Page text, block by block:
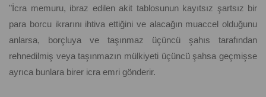
"İcra memuru, ibraz edilen akit tablosunun kayıtsız şartsız bir
para borcu ikrarını ihtiva ettiğini ve alacağın muaccel olduğunu
anlarsa, borçluya ve taşınmaz üçüncü şahıs tarafından
rehnedilmiş veya taşınmazın mülkiyeti üçüncü şahsa geçmişse
ayrıca bunlara birer icra emri gönderir.